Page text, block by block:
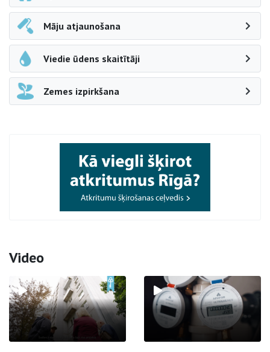
Māju atjaunošana
Viedie ūdens skaitītāji
Zemes izpirkšana
Video